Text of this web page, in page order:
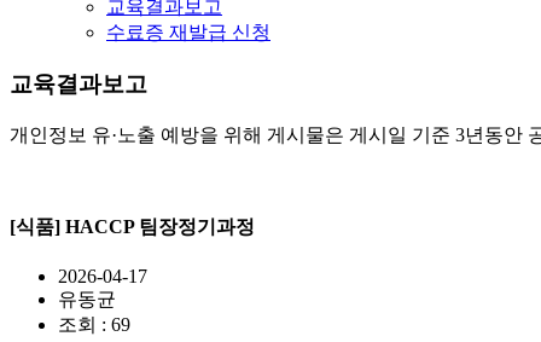
교육결과보고
수료증 재발급 신청
교육결과보고
개인정보 유·노출 예방을 위해 게시물은 게시일 기준 3년동안
[식품] HACCP 팀장정기과정
2026-04-17
유동균
조회 : 69